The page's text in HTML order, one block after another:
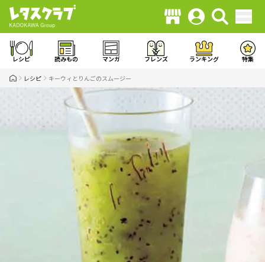
レシピ 読みもの マンガ フレンズ ランキング 特集
レシピ キーウィとりんごのスムージー